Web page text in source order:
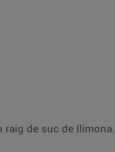
i un raig de suc de llimona.